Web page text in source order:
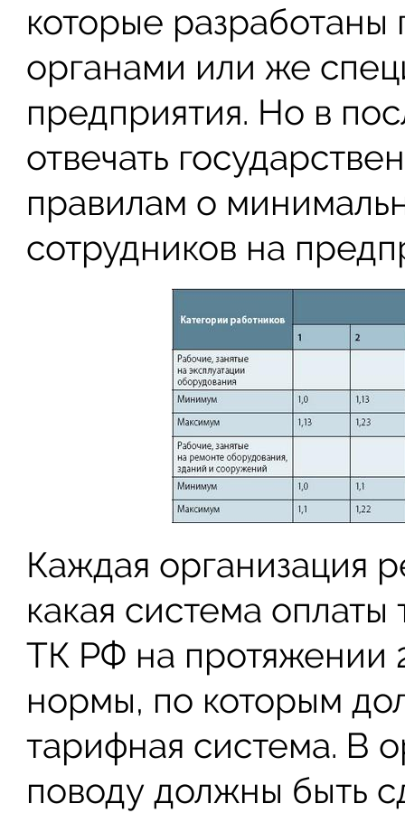
которые
органами или же
предприятия. Но в
отвечать
правилам о
сотрудников на
Каждая организация
какая система оплаты
ТК РФ на протяжении
нормы, по которым
тарифная система. В
поводу должны быть